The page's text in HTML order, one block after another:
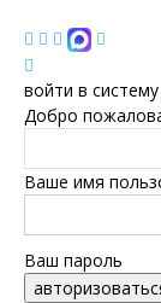
войти в систему
Добро
Ваше имя
Ваш пароль